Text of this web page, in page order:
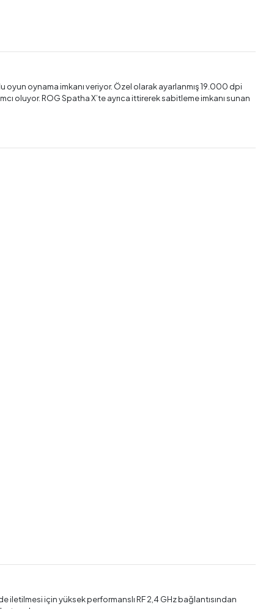
oyun oynama imkanı veriyor. Özel olarak ayarlanmış 19.000 dpi
oluyor. ROG Spatha X’te ayrıca ittirerek sabitleme imkanı sunan
iletilmesi için yüksek performanslı RF 2,4 GHz bağlantısından